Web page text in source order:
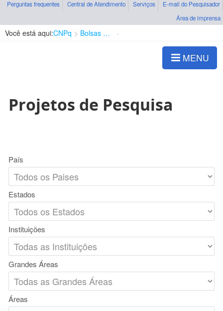
Perguntas frequentes Central de Atendimento Serviços
E-mail do Pesquisador
Área de imprensa
Você está aqui:CNPq Bolsas e Auxílios Vigentes
MENU
Projetos de Pesquisa
País
Estados
Instituições
Grandes Áreas
Áreas